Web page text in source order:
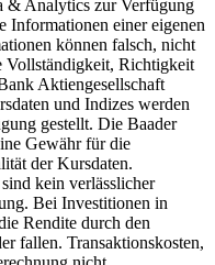
& Analytics zur Verfügung
Informationen einer eigenen
können falsch, nicht
Vollständigkeit, Richtigkeit
Aktiengesellschaft
und Indizes werden
gestellt. Die Baader
Gewähr für die
der Kursdaten.
kein verlässlicher
Bei Investitionen in
Rendite durch den
fallen. Transaktionskosten,